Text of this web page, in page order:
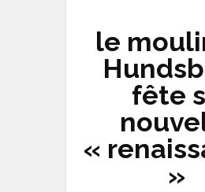
le
fête
«
»